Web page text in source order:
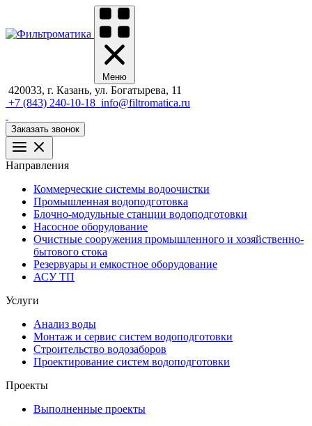
Меню
420033, г. Казань, ул. Богатырева, 11
+7 (843) 240-10-18 info@filtromatica.ru
Заказать звонок
Направления
Коммерческие системы водоочистки
Промышленная водоподготовка
Блочно-модульные станции водоподготовки
Насосное оборудование
Очистные сооружения промышленного и хозяйственно-
бытового стока
Резервуары и емкостное оборудование
АСУ ТП
Услуги
Анализ воды
Монтаж и сервис систем водоподготовки
Строительство водозаборов
Проектирование систем водоподготовки
Проекты
Выполненные проекты